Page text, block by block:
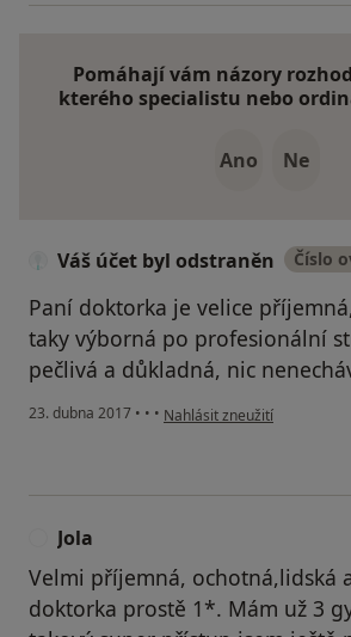
Pomáhají vám názory
kterého specialistu nebo
Ano Ne
Váš účet byl odstraněn Číslo
Paní doktorka je velice
taky výborná po profesionální
pečlivá a důkladná, nic
23. dubna 2017 • • • podle názoru uživatele Váš
Nahlásit zneužití
Jola
Velmi příjemná, ochotná,lidská
doktorka prostě 1*. Mám už 3